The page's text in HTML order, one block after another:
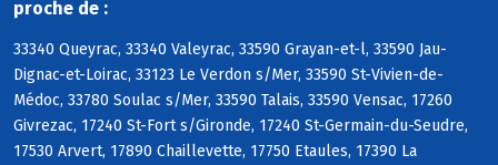
proche de :
33340 Queyrac, 33340 Valeyrac, 33590 Grayan-et-l, 33590 Jau-
Dignac-et-Loirac, 33123 Le Verdon s/Mer, 33590 St-Vivien-de-
Médoc, 33780 Soulac s/Mer, 33590 Talais, 33590 Vensac, 17260
Givrezac, 17240 St-Fort s/Gironde, 17240 St-Germain-du-Seudre,
17530 Arvert, 17890 Chaillevette, 17750 Etaules, 17390 La